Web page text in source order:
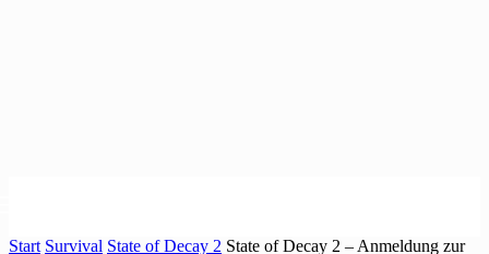
Start Survival State of Decay 2 State of Decay 2 – Anmeldung zur